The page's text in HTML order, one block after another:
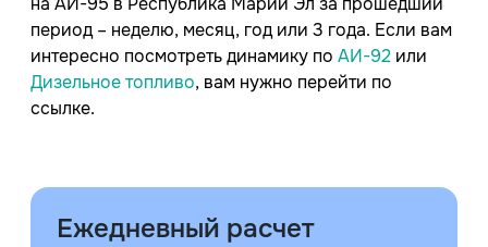
период – неделю, месяц, год или 3 года. Если вам
интересно посмотреть динамику по АИ-92 или
Дизельное топливо, вам нужно перейти по
ссылке.
Ежедневный расчет